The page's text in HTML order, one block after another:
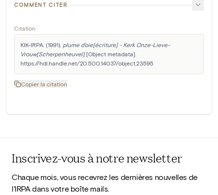
COMMENT CITER
Citation
KIK-IRPA. (1991). plume d'oie[écriture] - Kerk Onze-Lieve-
Vrouw[Scherpenheuvel] [Object metadata].
https://hdl.handle.net/20.500.14037/object.23595
Copier la citation
Inscrivez-vous à notre newsletter
Chaque mois, vous recevrez les dernières nouvelles de
l'IRPA dans votre boîte mails.